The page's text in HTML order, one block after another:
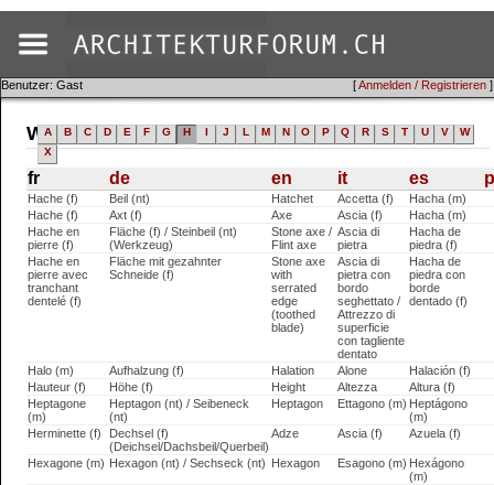
[Anmelden / Registrieren ]
Benutzer: Gast
Wörterbuch (fr)
A B C D E F G H I J L M N O P Q R S T U V
W
X
fr de en it es
Hache (f) Beil (nt) Hatchet Accetta (f)
Hacha (m)
Hache (f)
Axt (f) Axe Ascia (f)
Hacha (m)
Hache en
pierre (f)
Fläche (f) / Steinbeil (nt)
(Werkzeug)
Stone axe /
Flint axe
Ascia di
pietra
Hacha de
piedra (f)
Hache en
pierre avec
tranchant
dentelé (f)
Fläche mit gezahnter
Schneide (f)
Stone axe
with
serrated
edge
(toothed
blade)
Ascia di
pietra con
bordo
seghettato /
Attrezzo di
superficie
con tagliente
dentato
Hacha de
piedra con
borde
dentado (f)
Halo (m) Aufhalzung (f) Halation Alone
Halación (f)
Hauteur (f)
Höhe (f) Height Altezza
Altura (f)
Heptagone
(m)
Heptagon (nt) / Seibeneck
(nt)
Heptagon Ettagono (m) Heptágono
(m)
Herminette (f)
Dechsel (f)
(Deichsel/Dachsbeil/Querbeil)
Adze Ascia (f) Azuela (f)
Hexagone (m) Hexagon (nt) / Sechseck (nt) Hexagon Esagono (m) Hexágono
(m)